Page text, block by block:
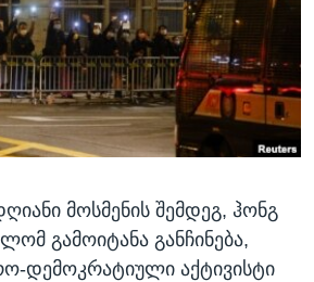
მოსმენის შემდეგ, ჰონგ
გამოიტანა განჩინება,
დემოკრატიული აქტივისტი